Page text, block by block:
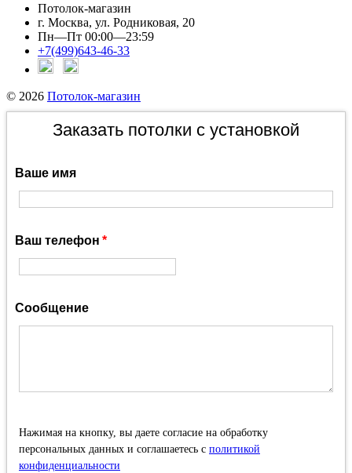
Потолок-магазин
г. Москва, ул. Родниковая, 20
Пн—Пт 00:00—23:59
+7(499)643-46-33
© 2026 Потолок-магазин
Заказать потолки с установкой
Ваше имя
Ваш телефон
Сообщение
Нажимая на кнопку, вы даете согласие на обработку
персональных данных и соглашаетесь с политикой
конфиденциальности